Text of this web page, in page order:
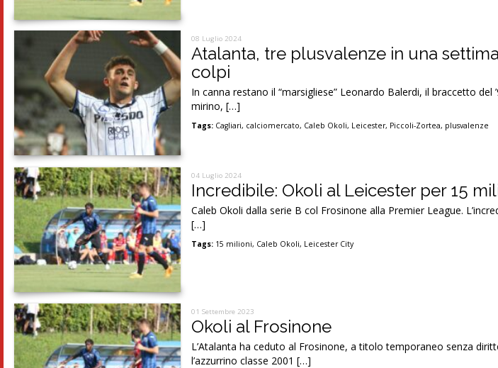
08 Luglio 2024
Atalanta, tre plusvalenze in una
colpi
In canna restano il “marsigliese” Leonardo Balerdi, il braccetto
mirino, […]
Tags: Cagliari, calciomercato, Caleb Okoli, Leicester, Piccoli-Zortea, plusvalenze
04 Luglio 2024
Incredibile: Okoli al Leicester per 15
Caleb Okoli dalla serie B col Frosinone alla Premier League.
[…]
Tags: 15 milioni, Caleb Okoli, Leicester City
01 Settembre 2023
Okoli al Frosinone
L’Atalanta ha ceduto al Frosinone, a titolo temporaneo senza
l’azzurrino classe 2001 […]